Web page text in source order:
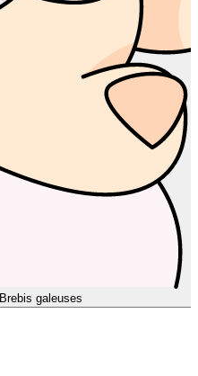
Brebis galeuses